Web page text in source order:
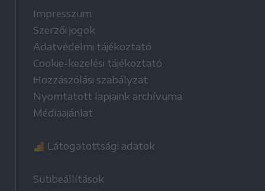
Impresszum
Szerzői jogok
Adatvédelmi tájékoztató
Cookie-kezelési tájékoztató
Hozzászólási szabályzat
Nyomtatott lapjaink archívuma
Médiaajánlat
Látogatottsági adatok
Sütibeállítások